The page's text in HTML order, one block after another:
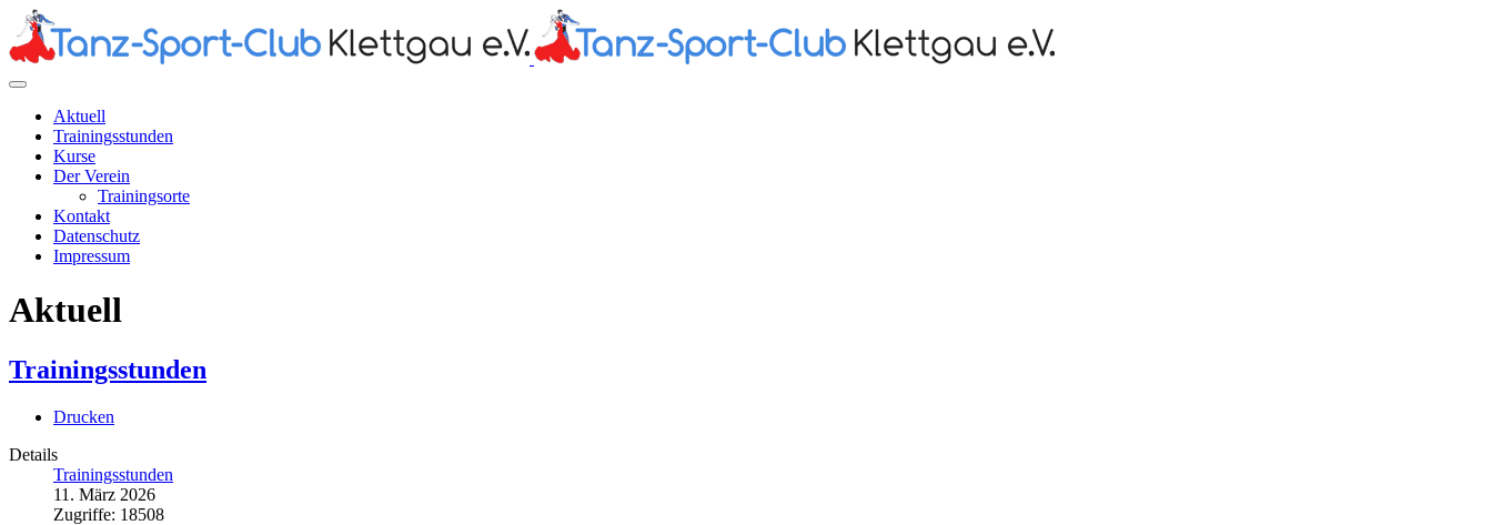
Aktuell
Trainingsstunden
Kurse
Der Verein
Trainingsorte
Kontakt
Datenschutz
Impressum
Aktuell
Trainingsstunden
Drucken
Details
Trainingsstunden
11. März 2026
Zugriffe: 18508